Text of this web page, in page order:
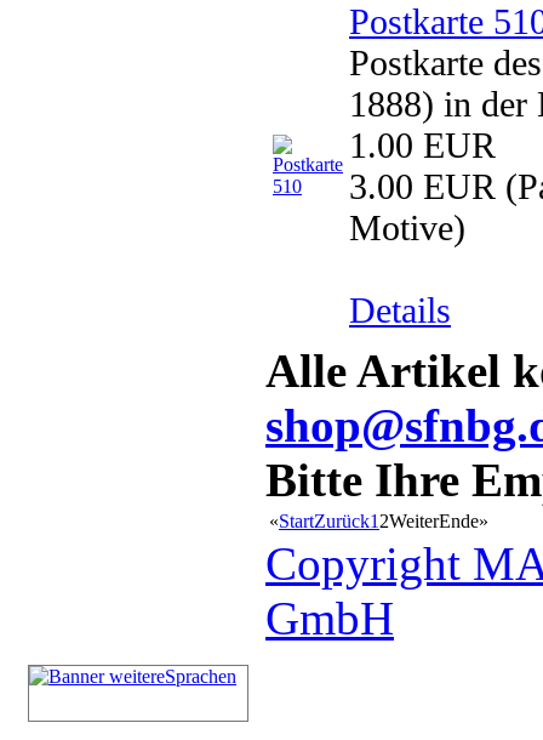
Postkarte
Postkarte
1888) in der
1.00 EUR
3.00 EUR
Motive)
Details
Alle Artikel
Bitte Ihre
«StartZurück1 2WeiterEnde»
Copyright
GmbH